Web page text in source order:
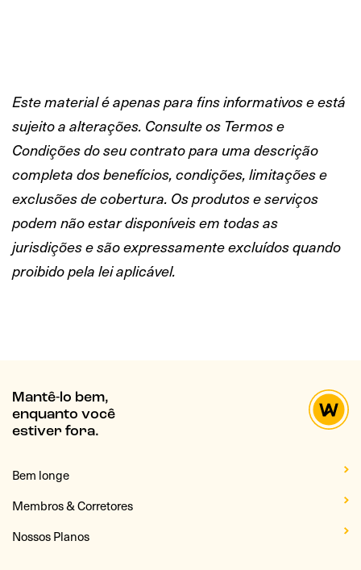
Este material é apenas para fins informativos e está
sujeito a alterações. Consulte os Termos e
Condições do seu contrato para uma descrição
completa dos benefícios, condições, limitações e
exclusões de cobertura. Os produtos e serviços
podem não estar disponíveis em todas as
jurisdições e são expressamente excluídos quando
proibido pela lei aplicável.
Mantê-lo bem,
enquanto você
estiver fora.
Bem longe
Membros & Corretores
Nossos Planos